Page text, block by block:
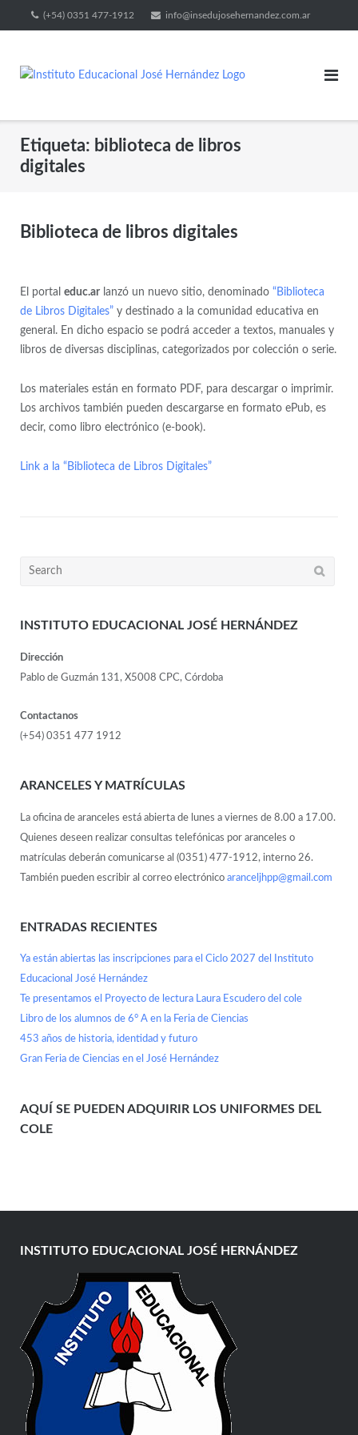
(+54) 0351 477-1912 info@insedujosehernandez.com.ar
Etiqueta: biblioteca de libros
digitales
Biblioteca de libros digitales
El portal educ.arlanzó un nuevo sitio, denominado “Biblioteca
de Libros Digitales” y destinado a la comunidad educativa en
general. En dicho espacio se podrá acceder a textos, manuales y
libros de diversas disciplinas, categorizados por colección o serie.
Los materiales están en formato PDF, para descargar o imprimir.
Los archivos también pueden descargarse en formato ePub, es
decir, como libro electrónico (e-book).
Link a la “Biblioteca de Libros Digitales”
INSTITUTO EDUCACIONAL JOSÉ HERNÁNDEZ
Dirección
Pablo de Guzmán 131, X5008 CPC, Córdoba
Contactanos
(+54) 0351 477 1912
ARANCELES Y MATRÍCULAS
La oficina de aranceles está abierta de lunes a viernes de 8.00 a 17.00.
Quienes deseen realizar consultas telefónicas por aranceles o
matrículas deberán comunicarse al (0351) 477-1912, interno 26.
También pueden escribir al correo electrónico aranceljhpp@gmail.com
ENTRADAS RECIENTES
Ya están abiertas las inscripciones para el Ciclo 2027 del Instituto
Educacional José Hernández
Te presentamos el Proyecto de lectura Laura Escudero del cole
Libro de los alumnos de 6° A en la Feria de Ciencias
453 años de historia, identidad y futuro
Gran Feria de Ciencias en el José Hernández
AQUÍ SE PUEDEN ADQUIRIR LOS UNIFORMES DEL
COLE
INSTITUTO EDUCACIONAL JOSÉ HERNÁNDEZ